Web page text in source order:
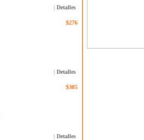
| Detalles
$276
| Detalles
$305
| Detalles